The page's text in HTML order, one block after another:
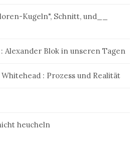
Kugeln", Schnitt, und__
Alexander Blok in unseren Tagen
Whitehead : Prozess und Realität
heucheln